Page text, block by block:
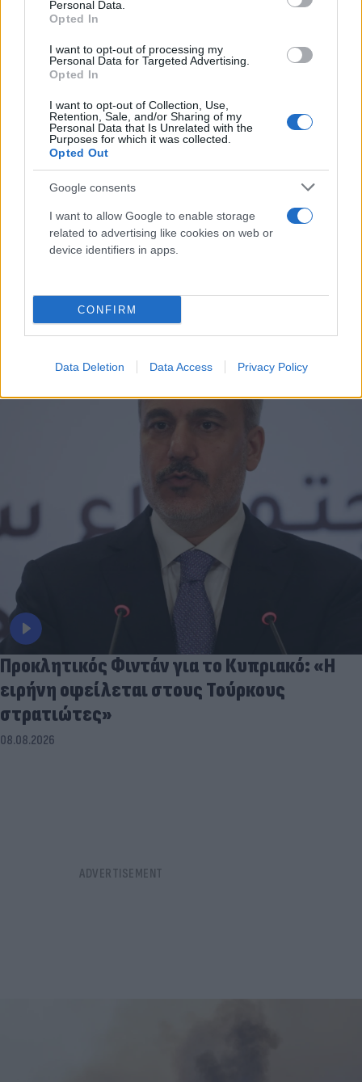
Personal Data.
Opted In
I want to opt-out of processing my
Personal Data for Targeted Advertising.
Opted In
I want to opt-out of Collection, Use,
Retention, Sale, and/or Sharing of my
Personal Data that Is Unrelated with the
Purposes for which it was collected.
Opted Out
Google consents
I want to allow Google to enable storage
related to advertising like cookies on web or
device identifiers in apps.
CONFIRM
Data Deletion Data Access Privacy Policy
Προκλητικός Φιντάν για το Κυπριακό: «Η
ειρήνη οφείλεται στους Τούρκους
στρατιώτες»
08.08.2026